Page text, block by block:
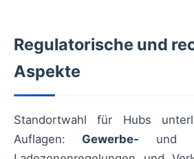
Regulatorische und
Aspekte
Standortwahl für Hubs
Auflagen: Gewerbe‑ und